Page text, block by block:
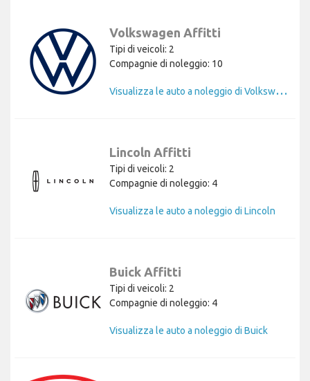
Volkswagen Affitti
Tipi di veicoli: 2
Compagnie di noleggio: 10
V
isualizza le auto a noleggio di Volkswagen
Lincoln Affitti
Tipi di veicoli: 2
Compagnie di noleggio: 4
Visualizza le auto a noleggio di Lincoln
Buick Affitti
Tipi di veicoli: 2
Compagnie di noleggio: 4
Visualizza le auto a noleggio di Buick